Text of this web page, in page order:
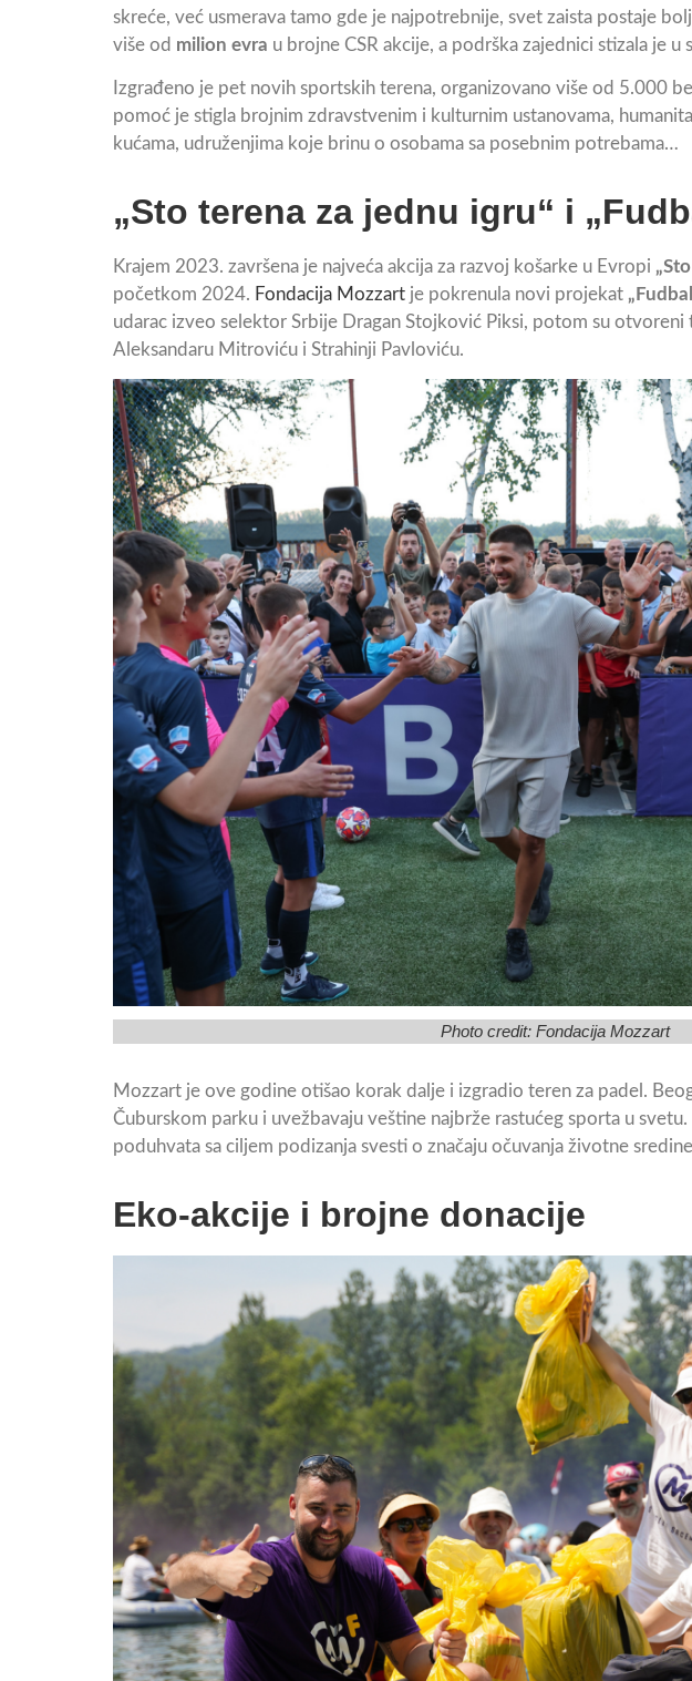
skreće, već usmerava tamo gde je najpotrebnije, svet zaista postaje
više od milion evra u brojne CSR akcije, a podrška zajednici stizala je u
Izgrađeno je pet novih sportskih terena, organizovano više od 5.000
pomoć je stigla brojnim zdravstvenim i kulturnim ustanovama,
kućama, udruženjima koje brinu o osobama sa posebnim potrebama…
„Sto terena za jednu igru“ i
Krajem 2023. završena je najveća akcija za razvoj košarke u Evropi
početkom 2024. Fondacija Mozzart je pokrenula novi projekat
udarac izveo selektor Srbije Dragan Stojković Piksi, potom su otvoreni
Aleksandaru Mitroviću i Strahinji Pavloviću.
Photo credit: Fondacija Mozzart
Mozzart je ove godine otišao korak dalje i izgradio teren za padel.
Čuburskom parku i uvežbavaju veštine najbrže rastućeg sporta u
poduhvata sa ciljem podizanja svesti o značaju očuvanja životne
Eko-akcije i brojne donacije